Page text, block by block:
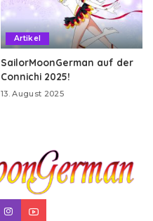
Artikel
SailorMoonGerman auf der
Connichi 2025!
13. August 2025